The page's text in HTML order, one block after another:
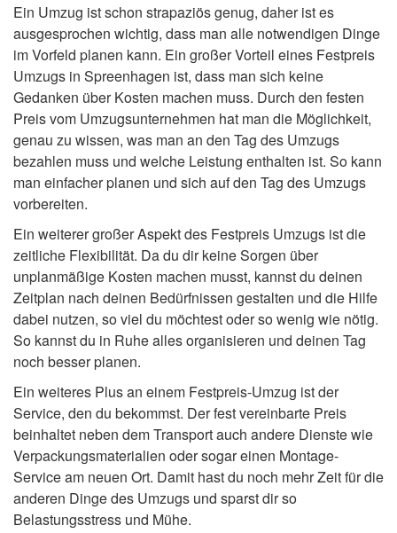
Ein Umzug ist schon strapaziös genug, daher ist es
ausgesprochen wichtig, dass man alle notwendigen Dinge
im Vorfeld planen kann. Ein großer Vorteil eines Festpreis
Umzugs in Spreenhagen ist, dass man sich keine
Gedanken über Kosten machen muss. Durch den festen
Preis vom Umzugsunternehmen hat man die Möglichkeit,
genau zu wissen, was man an den Tag des Umzugs
bezahlen muss und welche Leistung enthalten ist. So kann
man einfacher planen und sich auf den Tag des Umzugs
vorbereiten.
Ein weiterer großer Aspekt des Festpreis Umzugs ist die
zeitliche Flexibilität. Da du dir keine Sorgen über
unplanmäßige Kosten machen musst, kannst du deinen
Zeitplan nach deinen Bedürfnissen gestalten und die Hilfe
dabei nutzen, so viel du möchtest oder so wenig wie nötig.
So kannst du in Ruhe alles organisieren und deinen Tag
noch besser planen.
Ein weiteres Plus an einem Festpreis-Umzug ist der
Service, den du bekommst. Der fest vereinbarte Preis
beinhaltet neben dem Transport auch andere Dienste wie
Verpackungsmaterialien oder sogar einen Montage-
Service am neuen Ort. Damit hast du noch mehr Zeit für die
anderen Dinge des Umzugs und sparst dir so
Belastungsstress und Mühe.